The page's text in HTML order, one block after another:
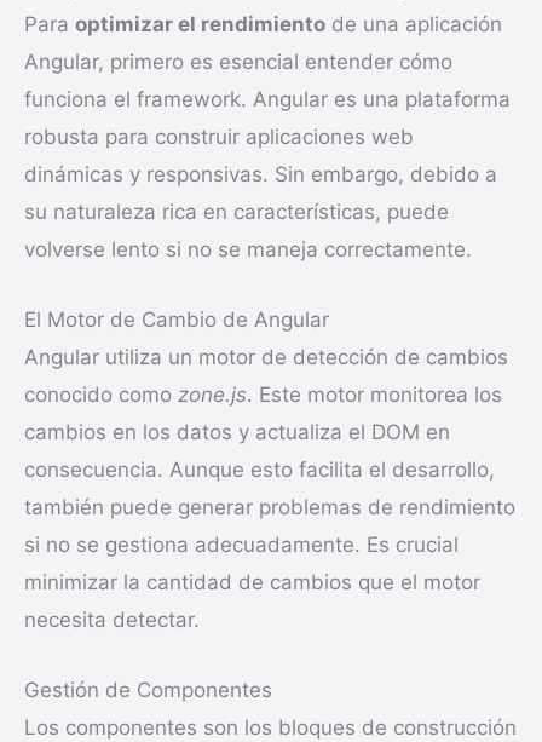
Para optimizar el rendimiento de una aplicación
Angular, primero es esencial entender cómo
funciona el framework. Angular es una plataforma
robusta para construir aplicaciones web
dinámicas y responsivas. Sin embargo, debido a
su naturaleza rica en características, puede
volverse lento si no se maneja correctamente.
El Motor de Cambio de Angular
Angular utiliza un motor de detección de cambios
conocido como zone.js. Este motor monitorea los
cambios en los datos y actualiza el DOM en
consecuencia. Aunque esto facilita el desarrollo,
también puede generar problemas de rendimiento
si no se gestiona adecuadamente. Es crucial
minimizar la cantidad de cambios que el motor
necesita detectar.
Gestión de Componentes
Los componentes son los bloques de construcción